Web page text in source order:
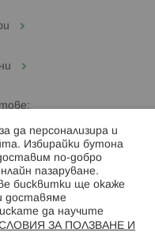
ни:
да персонализира и
Избирайки бутона
по-добро
пазаруване.
бисквитки ще окаже
доставяме
да научите
ЗА ПОЛЗВАНЕ И